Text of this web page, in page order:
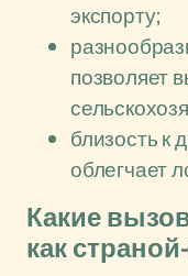
экспорту;
позволяет
близость к
облегчает
Какие
как